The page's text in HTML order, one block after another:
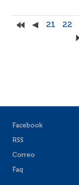
21 22
Facebook
RSS
Correo
Faq